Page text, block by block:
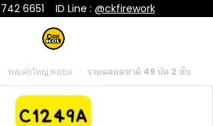
6651 ID Line : @ckfirework
พลุเค้กใหญ่,พลุชุด รวยตลอดชาติ 49 นัด 2 ชั้น